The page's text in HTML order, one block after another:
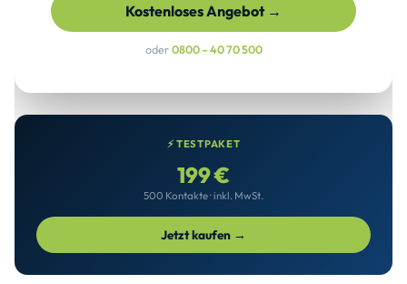
Kostenloses Angebot →
oder 0800 – 40 70 500
⚡ TESTPAKET
199 €
500 Kontakte · inkl. MwSt.
Jetzt kaufen →